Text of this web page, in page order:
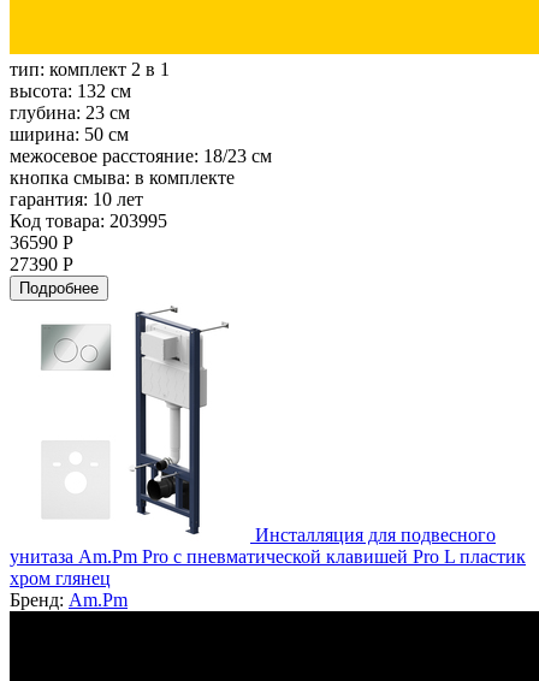
тип: комплект 2 в 1
высота: 132 см
глубина: 23 см
ширина: 50 см
межосевое расстояние: 18/23 см
кнопка смыва: в комплекте
гарантия: 10 лет
Код товара: 203995
36590 Р
27390 Р
Подробнее
Инсталляция для подвесного
унитаза Am.Pm Pro с пневматической клавишей Pro L пластик
хром глянец
Бренд: Am.Pm